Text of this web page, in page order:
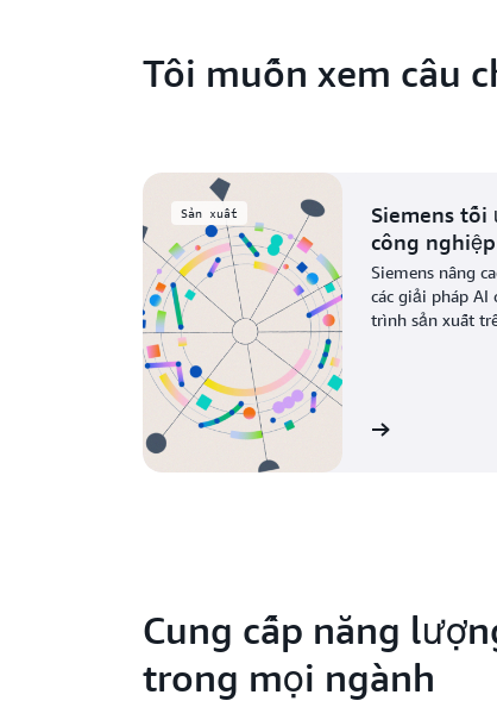
Tôi muốn xem câu
Sản xuất
Siemens tối
công
Siemens nâng
các giải pháp AI
trình sản xuất
Xem câu chuyện
Cung cấp năng
trong mọi ngành